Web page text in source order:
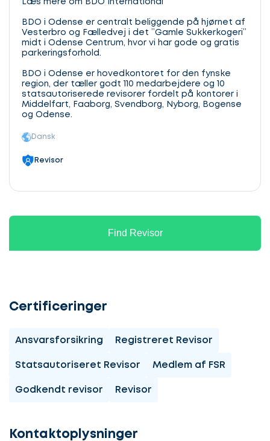
Læs mere om BDO International
BDO i Odense er centralt beliggende på hjørnet af
Vesterbro og Fælledvej i det ”Gamle Sukkerkogeri”
midt i Odense Centrum, hvor vi har gode og gratis
parkeringsforhold.
BDO i Odense er hovedkontoret for den fynske
region, der tæller godt 110 medarbejdere og 10
statsautoriserede revisorer fordelt på kontorer i
Middelfart, Faaborg, Svendborg, Nyborg, Bogense
og Odense.
Dansk
Revisor
Find Revisor
Certificeringer
Ansvarsforsikring Registreret Revisor
Statsautoriseret Revisor Medlem af FSR
Godkendt revisor Revisor
Kontaktoplysninger
komme